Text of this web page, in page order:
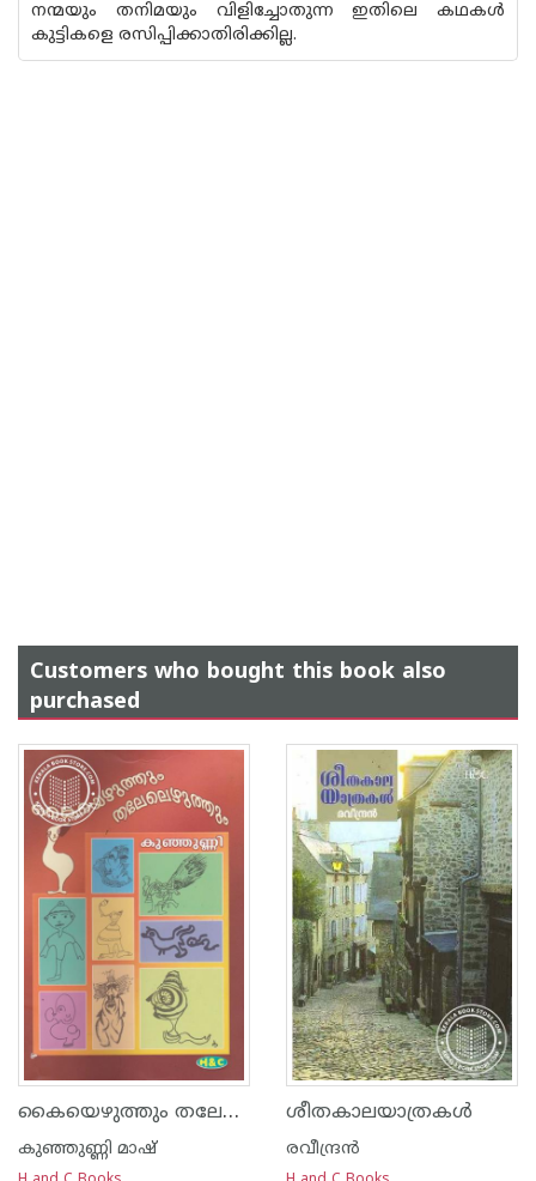
നന്മയും തനിമയും വിളിച്ചോതുന്ന ഇതിലെ കഥകള്‍
കുട്ടികളെ രസിപ്പിക്കാതിരിക്കില്ല.
Customers who bought this book also
purchased
കൈയെഴുത്തും തലേലെഴുത്തും
കുഞ്ഞുണ്ണി മാഷ്‌
ശീതകാലയാത്രകള്‍
രവീന്ദ്രന്‍